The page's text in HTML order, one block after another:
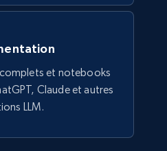
Buy Now
Name, Rating, Review
and more.
et notebooks
Claude et autres
LLM.